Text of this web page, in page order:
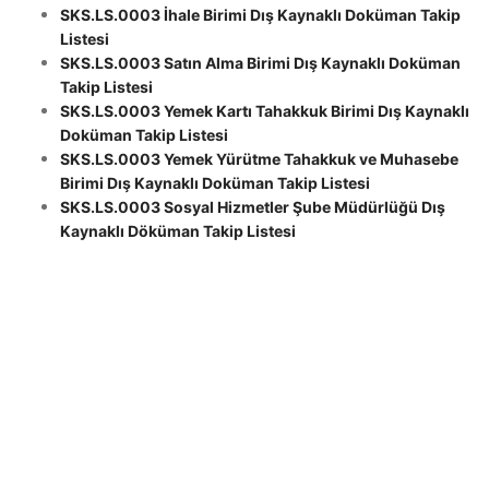
SKS.LS.0003 İhale Birimi Dış Kaynaklı Doküman Takip
Listesi
SKS.LS.0003 Satın Alma Birimi Dış Kaynaklı Doküman
Takip Listesi
SKS.LS.0003 Yemek Kartı Tahakkuk Birimi Dış Kaynaklı
Doküman Takip Listesi
SKS.LS.0003 Yemek Yürütme Tahakkuk ve Muhasebe
Birimi Dış Kaynaklı Doküman Takip Listesi
SKS.LS.0003 Sosyal Hizmetler Şube Müdürlüğü Dış
Kaynaklı Döküman Takip Listesi